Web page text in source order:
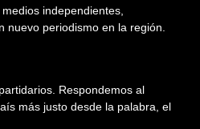
independientes,
nuevo periodismo en la región.
Respondemos al
más justo desde la palabra, el